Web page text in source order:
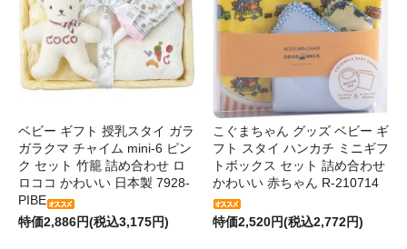
ベビー ギフト 授乳スタイ ガラ
ガラクマ チャイム mini-6 ピン
ク セット 竹籠 詰め合わせ ロ
ロココ かわいい 日本製 7928-
PIBE
特価2,886円(税込3,175円)
こぐまちゃん グッズ ベビー ギ
フト スタイ ハンカチ ミニギフ
トボックス セット 詰め合わせ
かわいい 赤ちゃん R-210714
特価2,520円(税込2,772円)